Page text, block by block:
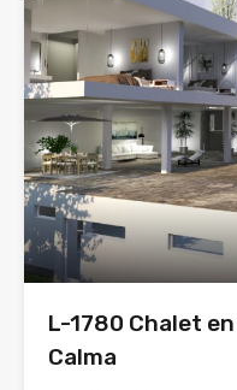
L-1780 Chalet
Calma